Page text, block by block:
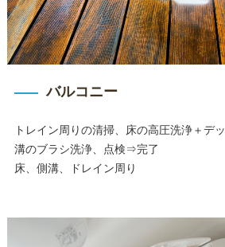
バルコニー
トレイン周りの清掃、床の高圧洗浄＋デ
溝のブラシ洗浄、点検⇒完了
床、側溝、ドレイン周り